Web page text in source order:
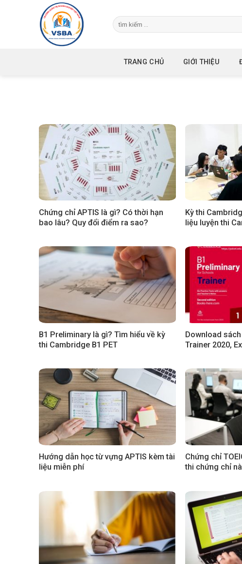
TRANG CHỦ GIỚI THIỆU
Chứng chỉ APTIS là gì? Có thời hạn
bao lâu? Quy đổi điểm ra sao?
Kỳ thi
liệu luyện thi
B1 Preliminary là gì? Tìm hiểu về kỳ
thi Cambridge B1 PET
Download sách
Trainer 2020,
Hướng dẫn học từ vựng APTIS kèm tài
liệu miễn phí
Chứng chỉ
thi chứng chỉ